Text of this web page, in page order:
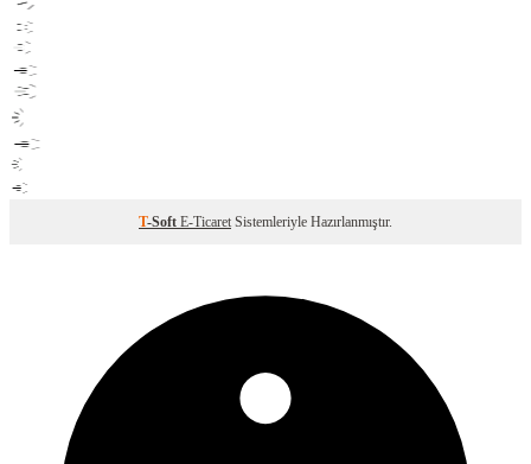
T-Soft E-Ticaret Sistemleriyle Hazırlanmıştır.